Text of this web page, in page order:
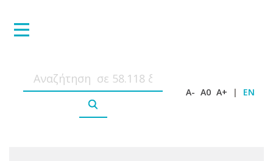
A- A0 A+ | EN